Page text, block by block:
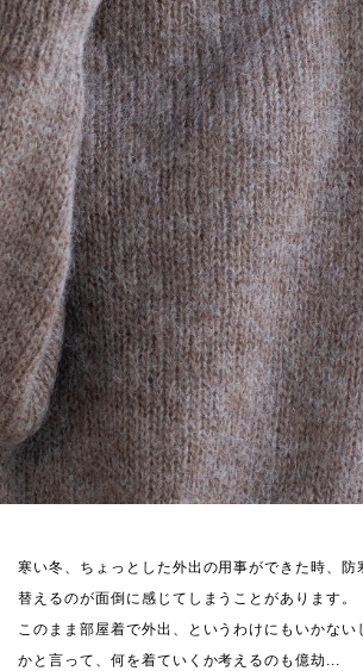
寒い冬、ちょっとした外出の用事ができた時、防
替えるのが面倒に感じてしまうことがあります。
このまま部屋着で外出、というわけにもいかない
かと言って、何を着ていくか考えるのも億劫...